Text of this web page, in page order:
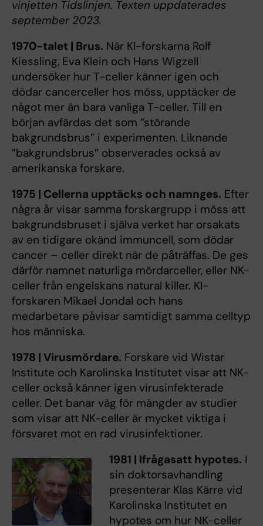
vinjetten Tidslinjen. Texten uppdaterades
september 2023.
1970-talet | Brus. När KI-forskarna Rolf
Kiessling, Eva Klein och Hans Wigzell
undersöker hur T-celler känner igen och
dödar cancerceller hos möss, upptäcker de
något mer än bara vanliga T-celler. Till en
början avfärdas det som ”störande
bakgrundsbrus” i experimenten. Liknande
”bakgrundsbrus” observerades också av
amerikanska forskare.
1975 | Cellerna upptäcks och namnges. Efter
några år visar samma forskargrupp i möss att
bakgrundsbruset i själva verket har orsakats
av en tidigare okänd immuncell, som dödar
cancer – celler direkt när de påträffas. De ges
därför namnet naturliga mördarceller, eller NK-
celler från engelskans natural killer. KI-
forskaren Mikael Jondal och hans
medarbetare påvisar samtidigt samma celltyp
hos människa.
1978 | Virusmördare. Forskare vid Wistar
Institute och Karolinska Institutet visar att NK-
celler också känner igen virusinfekterade
celler. Det banar väg för mängder av studier
som visar att NK-celler är mycket viktiga i
försvaret mot en rad virusinfektioner.
1981 | Ifrågasatt hypotes. I
sin doktorsavhandling
presenterar Klas Kärre vid
Karolinska Institutet en
hypotes om hur NK-celler